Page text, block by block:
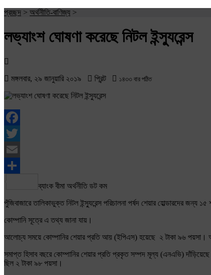
প্রচ্ছদ > অর্থনীতি-বাণিজ্য >
লভ্যাংশ ঘোষণা করেছে নিটল ইন্স্যুরেন্স
মঙ্গলবার, ২৯ জানুয়ারি ২০১৯ প্রিন্ট ১৪৩৩ বার পঠিত
Facebook
Twitter
Email
Share
ব্যাংক বীমা অর্থনীতি ডট কম
পুঁজিবাজারে তালিকাভুক্ত নিটল ইন্স্যুরেন্স পরিচালনা পর্ষদ শেয়ার হোল্ডারদের
কোম্পানি সূত্রে এ তথ্য জানা যায়।
আলোচ্য সময়ে কোম্পানির শেয়ার প্রতি আয় (ইপিএস) হয়েছে ২ টাকা ৯৬ পয়সা।
সমাপ্ত হিসাব বছরে কোম্পানির শেয়ার প্রতি প্রকৃত সম্পদ মূল্য (এনএভি)
ছিল ২ টাকা ৯৮ পয়সা।